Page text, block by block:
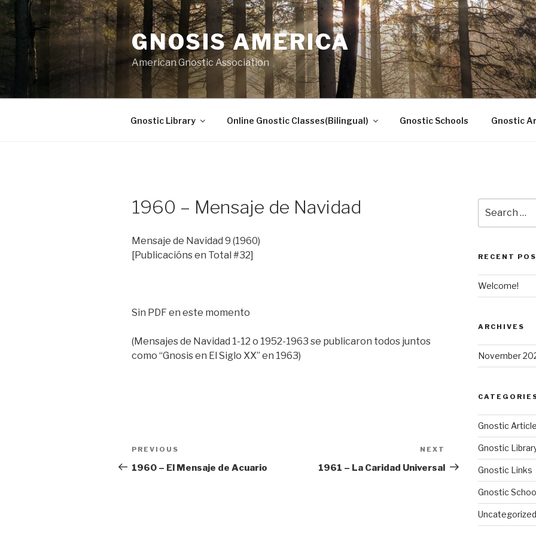
Skip
to
content
GNOSIS AMERICA
American Gnostic Association
Gnostic Library Online Gnostic Classes(Bilingual) Gnostic Schools Gnostic
1960 – Mensaje de Navidad
Mensaje de Navidad 9 (1960)
[Publicacións en Total #32]
Sin PDF en este momento
(Mensajes de Navidad 1-12 o 1952-1963 se publicaron todos juntos
como “Gnosis en El Siglo XX” en 1963)
Post
navigation
Previous
Post
PREVIOUS
1960 – El Mensaje de Acuario
Post
NEXT
1961 – La Caridad Universal
for:
RECENT
Welcome!
ARCHIVES
November
Gnostic
Gnostic
Gnostic Links
Gnostic
Uncategorized